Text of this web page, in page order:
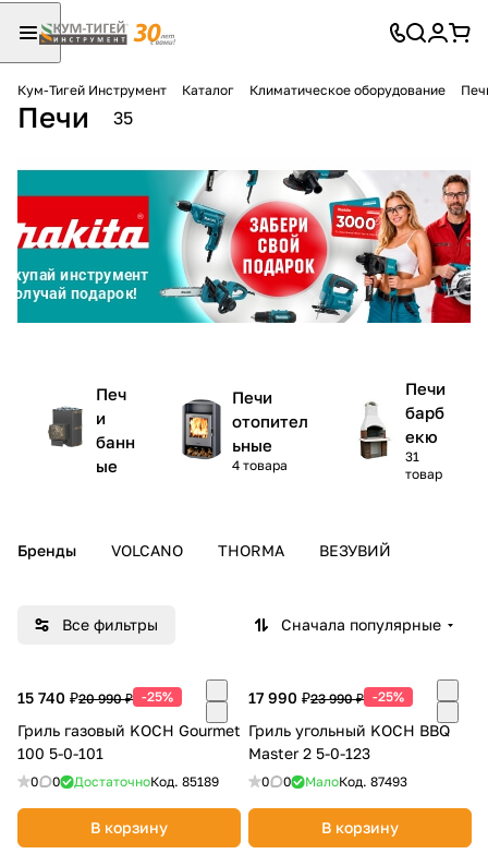
Кум-Тигей Инструмент Каталог Климатическое оборудование
Печи 35
Печ
и
банн
ые
Печи
отопител
ьные
4 товара
Печи
барб
екю
31
товар
Бренды VOLCANO THORMA ВЕЗУВИЙ
Все фильтры Сначала популярные
15 740 ₽20 990 ₽ -25%
Гриль газовый KOCH Gourmet
100 5-0-101
0 0 ДостаточноКод. 85189
В корзину
17 990 ₽23 990 ₽ -25%
Гриль угольный KOCH BBQ
Master 2 5-0-123
0 0 МалоКод. 87493
В корзину
Для клиентов всех банков
Разбейте
оплату на части
без переплат
Сегодня
25%
в корзину
Оплачивайте сегодня только
Получайте товар
выбранный способом
% будут
списыватьсяс вашей карты